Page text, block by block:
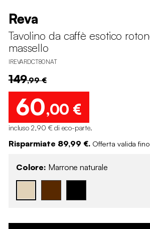
Reva
Tavolino da caffè esotico
massello
IREVARDCT80NAT
149,99 €
60,00 €
incluso 2,90 € di eco-parte.
Risparmiate 89,99 €. Offerta valida
Colore: Marrone naturale